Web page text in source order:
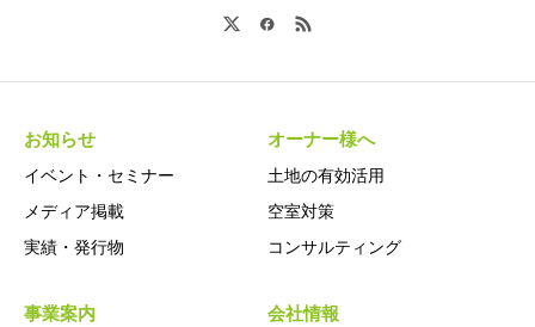
お知らせ
イベント・セミナー
メディア掲載
実績・発行物
オーナー様へ
土地の有効活用
空室対策
コンサルティング
事業案内 会社情報